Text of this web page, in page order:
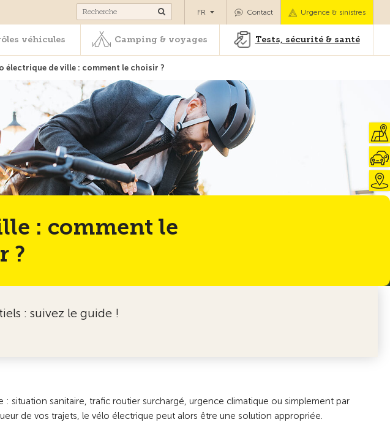
Cours & contrôles véhicules Camping & voyages Tests, sécurité & santé
Contact Urgence & sinistres
FR
véhicules Camping & voyages Tests, sécurité & santé
électrique de ville : comment le choisir ?
: comment le
?
: suivez le guide !
situation sanitaire, trafic routier surchargé, urgence climatique ou simplement par
de vos trajets, le vélo électrique peut alors être une solution appropriée.